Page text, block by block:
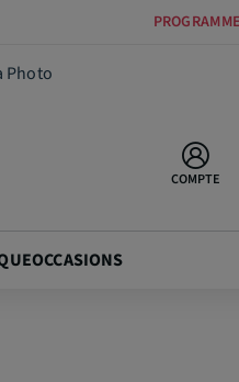
PAYER VOTRE
Photo
COMPTE
OCCASIONS
€